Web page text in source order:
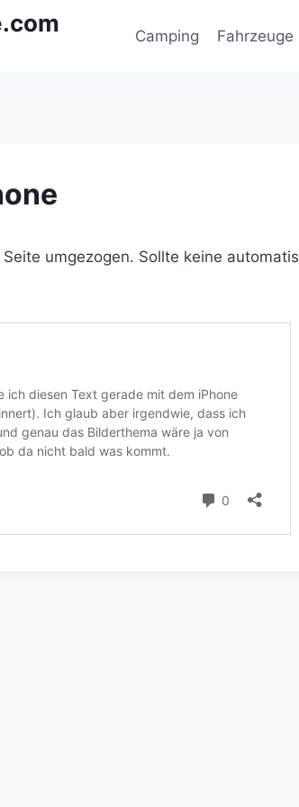
Camping Fahrzeuge
umgezogen. Sollte keine